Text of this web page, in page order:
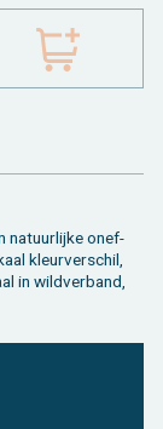
na­tuur­lij­ke on­ef­
kleur­ver­schil,
in wild­ver­band,